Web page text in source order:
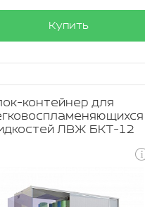
Купить
контейнер для
ЛВЖ БКТ-12